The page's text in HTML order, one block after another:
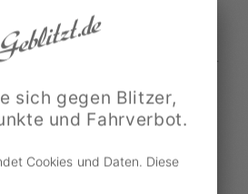
rote Striche, während auf der
Striche abgebildet sind –
Meter Entfernung.
Vorfahrt
sich gegen Blitzer,
und Fahrverbot.
Cookies und Daten. Diese